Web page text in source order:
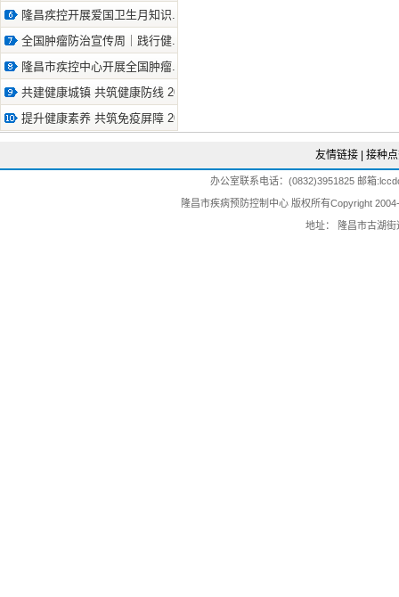
隆昌疾控开展爱国卫生月知识.. 2026-4-27
全国肿瘤防治宣传周｜践行健.. 2026-4-16
隆昌市疾控中心开展全国肿瘤.. 2026-4-16
共建健康城镇 共筑健康防线 2026-4-16
提升健康素养 共筑免疫屏障 2026-4-10
友情链接 接种
办公室联系电话：(0832)3951825 邮箱
隆昌市疾病预防控制中心 版权所有Copyright
地址： 隆昌市古湖